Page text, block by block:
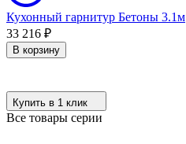
Кухонный гарнитур Бетоны 3.1м
33 216 ₽
В корзину
Купить в 1 клик
Все товары серии